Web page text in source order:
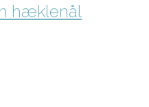
hæklenål